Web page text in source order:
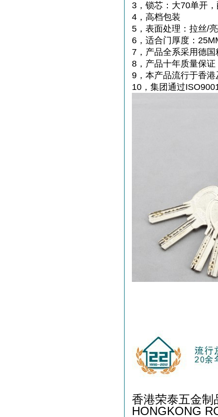
3，锁芯：大70单开
4，高档包装
5，表面处理：拉丝/
6，适合门厚度：
7，产品全系采用德
8，产品十年质量保
9，本产品流行于香
10，集团通过
香港荣泰五金制
HONGKONG